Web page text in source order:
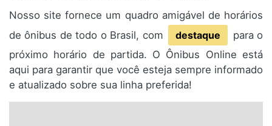
Nosso site fornece um quadro amigável de horários
de ônibus de todo o Brasil, com
destaque
para o
próximo horário de partida. O Ônibus Online está
aqui para garantir que você esteja sempre informado
e atualizado sobre sua linha preferida!